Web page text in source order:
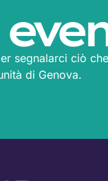
segnalarci ciò
di Genova.